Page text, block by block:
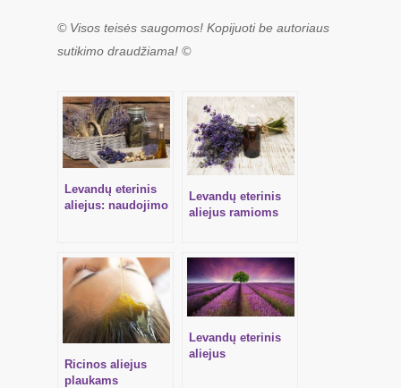
© Visos teisės saugomos! Kopijuoti be autoriaus
sutikimo draudžiama! ©
Levandų eterinis
aliejus: naudojimo
Levandų eterinis
aliejus ramioms
Ricinos aliejus
plaukams
Levandų eterinis
aliejus